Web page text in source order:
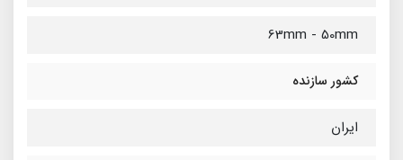
63mm - 50mm
کشور سازنده
ایران